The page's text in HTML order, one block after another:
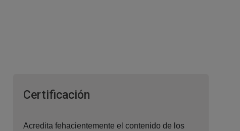
Certificación
Acredita fehacientemente el contenido de los